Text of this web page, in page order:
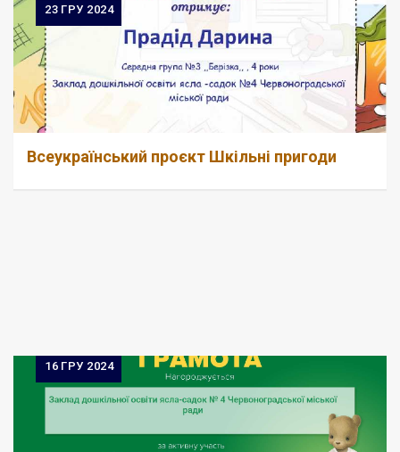
23 ГРУ 2024
Всеукраїнський проєкт Шкільні пригоди
16 ГРУ 2024